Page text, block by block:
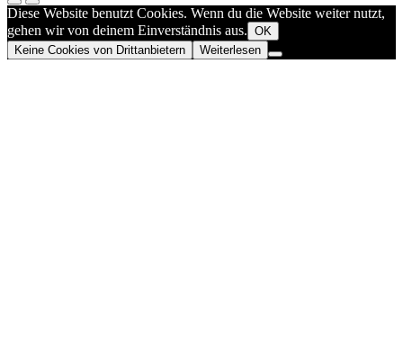
Diese Website benutzt Cookies. Wenn du die Website weiter nutzt,
gehen wir von deinem Einverständnis aus. OK
Keine Cookies von Drittanbietern
Weiterlesen